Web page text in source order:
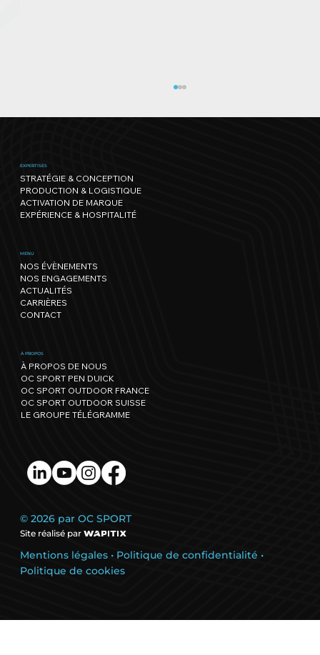
l’édition des héros.
EXPERTISES
STRATÉGIE & CONCEPTION
PRODUCTION & LOGISTIQUE
ACTIVATION DE MARQUE
EXPÉRIENCE & HOSPITALITÉ
MENU
NOS ÉVÈNEMENTS
NOS ENGAGEMENTS
ACTUALITÉS
CARRIÈRES
CONTACT
À PROPOS
À PROPOS DE NOUS
OC SPORT PEN DUICK
OC SPORT OUTDOOR FRANCE
OC SPORT OUTDOOR SUISSE
LE GROUPE TÉLÉGRAMME
© 2026 par OC SPORT
Site réalisé par
Mentions légales • Politique de confidentialité •
Politique de cookies